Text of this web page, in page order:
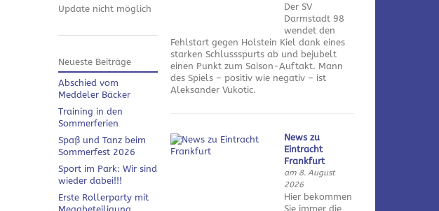
Update nicht möglich
Neueste Beiträge
Abschied vom
Meddeler Bäcker
Training in den
Sommerferien
Spaß und Tanz beim
Sommerfest 2026
Sport im Park: Wir sind
wieder dabei!!!
Erste Rollerparty mit
Der SV
Darmstadt 98
wendet den
Fehlstart gegen Holstein Kiel dank eines
starken Schlussspurts ab und bejubelt
einen Punkt zum Saison-Auftakt. Mann
des Spiels – positiv wie negativ – ist
Aleksander Vukotic.
News zu
Eintracht
Frankfurt
am 8. August
2026
Hier bekommen
Sie immer die